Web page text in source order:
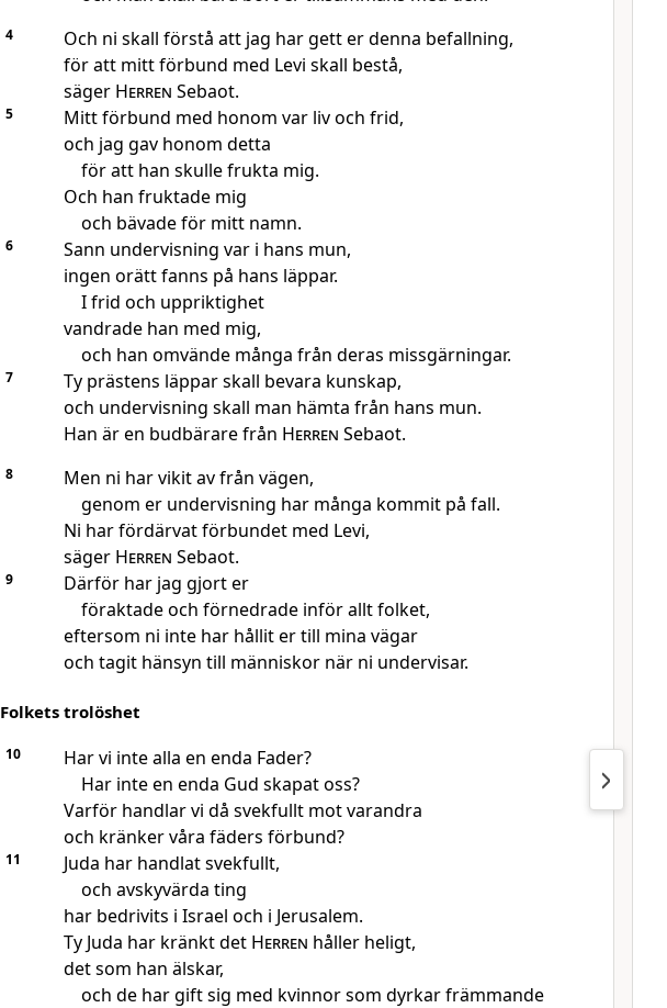
4
Och ni skall förstå att jag har gett er denna befallning,
för att mitt förbund med Levi skall bestå,
säger Herren Sebaot.
5
Mitt förbund med honom var liv och frid,
och jag gav honom detta
för att han skulle frukta mig.
Och han fruktade mig
och bävade för mitt namn.
6
Sann undervisning var i hans mun,
ingen orätt fanns på hans läppar.
I frid och uppriktighet
vandrade han med mig,
och han omvände många från deras missgärningar.
7
Ty prästens läppar skall bevara kunskap,
och undervisning skall man hämta från hans mun.
Han är en budbärare från Herren Sebaot.
8
Men ni har vikit av från vägen,
genom er undervisning har många kommit på fall.
Ni har fördärvat förbundet med Levi,
säger Herren Sebaot.
9
Därför har jag gjort er
föraktade och förnedrade inför allt folket,
eftersom ni inte har hållit er till mina vägar
och tagit hänsyn till människor när ni undervisar.
Folkets trolöshet
10
Har vi inte alla en enda Fader?
Har inte en enda Gud skapat oss?
Varför handlar vi då svekfullt mot varandra
och kränker våra fäders förbund?
11
Juda har handlat svekfullt,
och avskyvärda ting
har bedrivits i Israel och i Jerusalem.
Ty Juda har kränkt det Herren håller heligt,
det som han älskar,
och de har gift sig med kvinnor som dyrkar främmande